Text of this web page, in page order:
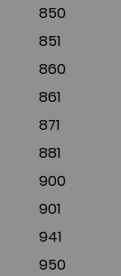
850
851
860
861
871
881
900
901
941
950